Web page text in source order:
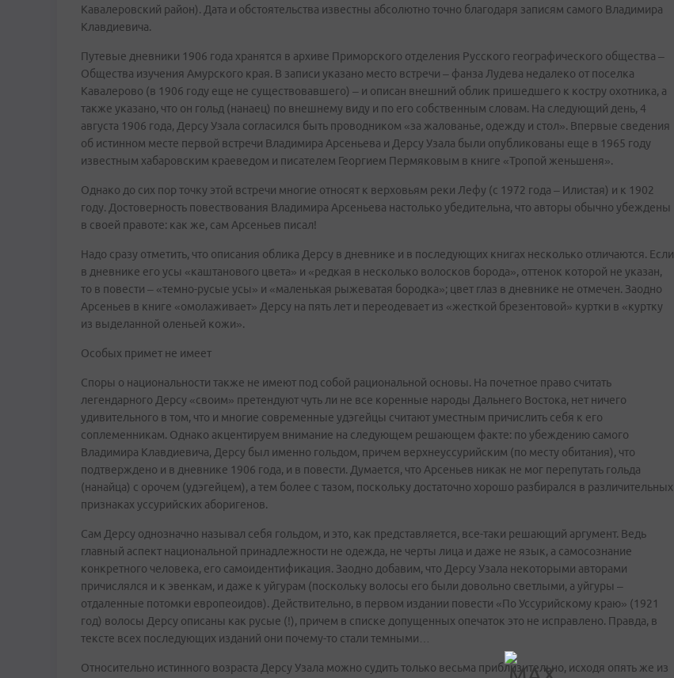
Кавалеровский район). Дата и обстоятельства известны абсолютно точно благодаря записям самого Владимира
Клавдиевича.
Путевые дневники 1906 года хранятся в архиве Приморского отделения Русского географического общества –
Общества изучения Амурского края. В записи указано место встречи – фанза Лудева недалеко от поселка
Кавалерово (в 1906 году еще не существовавшего) – и описан внешний облик пришедшего к костру охотника, а
также указано, что он гольд (нанаец) по внешнему виду и по его собственным словам. На следующий день, 4
августа 1906 года, Дерсу Узала согласился быть проводником «за жалованье, одежду и стол». Впервые сведения
об истинном месте первой встречи Владимира Арсеньева и Дерсу Узала были опубликованы еще в 1965 году
известным хабаровским краеведом и писателем Георгием Пермяковым в книге «Тропой женьшеня».
Однако до сих пор точку этой встречи многие относят к верховьям реки Лефу (с 1972 года – Илистая) и к 1902
году. Достоверность повествования Владимира Арсеньева настолько убедительна, что авторы обычно убеждены
в своей правоте: как же, сам Арсеньев писал!
Надо сразу отметить, что описания облика Дерсу в дневнике и в последующих книгах несколько отличаются. Если
в дневнике его усы «каштанового цвета» и «редкая в несколько волосков борода», оттенок которой не указан,
то в повести – «темно-русые усы» и «маленькая рыжеватая бородка»; цвет глаз в дневнике не отмечен. Заодно
Арсеньев в книге «омолаживает» Дерсу на пять лет и переодевает из «жесткой брезентовой» куртки в «куртку
из выделанной оленьей кожи».
Особых примет не имеет
Споры о национальности также не имеют под собой рациональной основы. На почетное право считать
легендарного Дерсу «своим» претендуют чуть ли не все коренные народы Дальнего Востока, нет ничего
удивительного в том, что и многие современные удэгейцы считают уместным причислить себя к его
соплеменникам. Однако акцентируем внимание на следующем решающем факте: по убеждению самого
Владимира Клавдиевича, Дерсу был именно гольдом, причем верхнеуссурийским (по месту обитания), что
подтверждено и в дневнике 1906 года, и в повести. Думается, что Арсеньев никак не мог перепутать гольда
(нанайца) с орочем (удэгейцем), а тем более с тазом, поскольку достаточно хорошо разбирался в различительных
признаках уссурийских аборигенов.
Сам Дерсу однозначно называл себя гольдом, и это, как представляется, все-таки решающий аргумент. Ведь
главный аспект национальной принадлежности не одежда, не черты лица и даже не язык, а самосознание
конкретного человека, его самоидентификация. Заодно добавим, что Дерсу Узала некоторыми авторами
причислялся и к эвенкам, и даже к уйгурам (поскольку волосы его были довольно светлыми, а уйгуры –
отдаленные потомки европеоидов). Действительно, в первом издании повести «По Уссурийскому краю» (1921
год) волосы Дерсу описаны как русые (!), причем в списке допущенных опечаток это не исправлено. Правда, в
тексте всех последующих изданий они почему-то стали темными…
Относительно истинного возраста Дерсу Узала можно судить только весьма приблизительно, исходя опять же из